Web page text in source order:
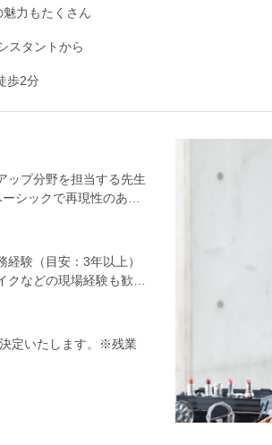
力もたくさん
スタントから
歩2分
ップ分野を担当する先生
シックで再現性のある
務は、仕事全体の約半
として、学生の悩みに
スや学校行事への参
わっていただきます。
で進行し、誰かがサブ
。まずは先輩や外部講
れてきたら…＞メインで
な区切りはないので、
キュラムを組んでいま
バランスよくあり、体
験（目安：3年以上）
などの現場経験も歓迎
な方にピッタリの仕事
たい方・人が好きな方
定いたします。※残業